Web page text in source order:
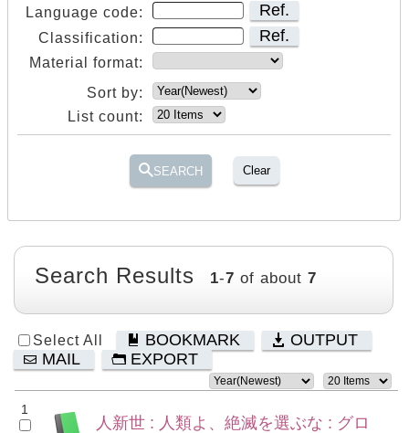
Language code: Ref.
Classification: Ref.
Material format:
Sort by:
List count:
SEARCH Clear
Search Results 1-7 of about 7
Select All BOOKMARK
OUTPUT
MAIL
EXPORT
1
人新世 : 人類よ、絶滅を選ぶな : グロ